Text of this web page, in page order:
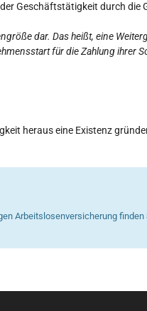
Geschäftstätigkeit durch die
dar. Das heißt, eine
für die Zahlung ihrer
heraus eine Existenz
Arbeitslosenversicherung